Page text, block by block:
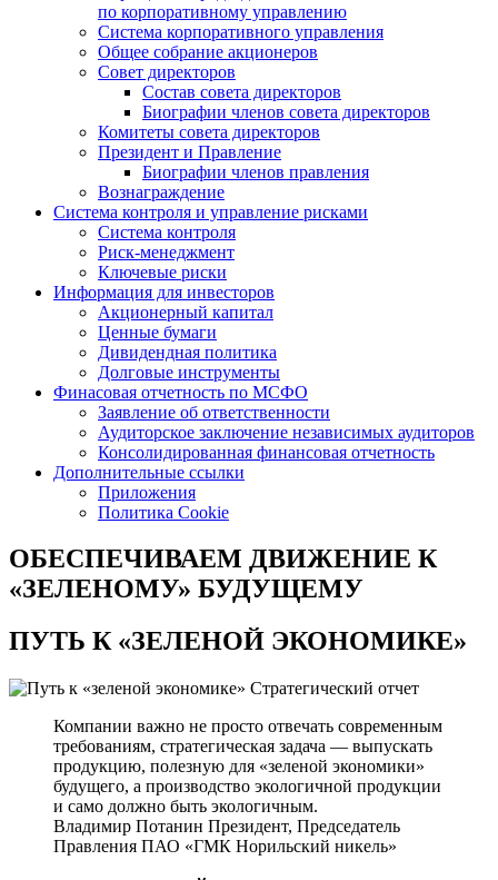
по корпоративному управлению
Система корпоративного управления
Общее собрание акционеров
Совет директоров
Состав совета директоров
Биографии членов совета директоров
Комитеты совета директоров
Президент и Правление
Биографии членов правления
Вознаграждение
Система контроля и управление рисками
Система контроля
Риск-менеджмент
Ключевые риски
Информация для инвесторов
Акционерный капитал
Ценные бумаги
Дивидендная политика
Долговые инструменты
Финасовая отчетность по МСФО
Заявление об ответственности
Аудиторское заключение независимых аудиторов
Консолидированная финансовая отчетность
Дополнительные ссылки
Приложения
Политика Cookie
ОБЕСПЕЧИВАЕМ ДВИЖЕНИЕ К
«ЗЕЛЕНОМУ» БУДУЩЕМУ
ПУТЬ К«ЗЕЛЕНОЙ ЭКОНОМИКЕ»
Стратегический отчет
Компании важно не просто отвечать современным
требованиям, стратегическая задача — выпускать
продукцию, полезную для «зеленой экономики»
будущего, а производство экологичной продукции
и само должно быть экологичным.
Владимир Потанин Президент, Председатель
Правления ПАО «ГМК Норильский никель»